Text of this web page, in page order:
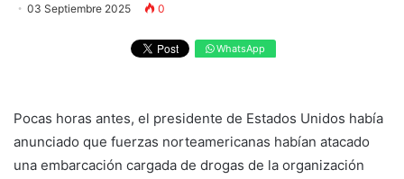
03 Septiembre 2025 0
WhatsApp
Pocas horas antes, el presidente de Estados Unidos había
anunciado que fuerzas norteamericanas habían atacado
una embarcación cargada de drogas de la organización